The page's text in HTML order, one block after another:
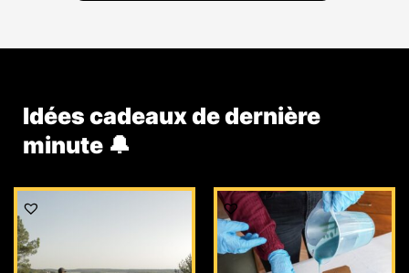
Idées cadeaux de dernière
minute 🔔